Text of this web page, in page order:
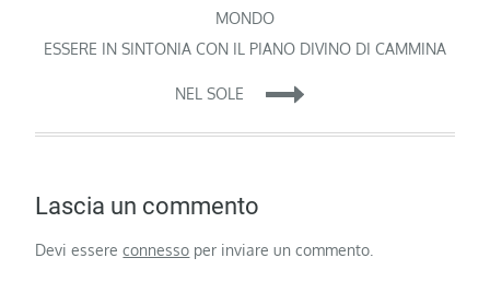
articoli
MONDO
ESSERE IN SINTONIA CON IL PIANO DIVINO DI CAMMINA
NEL SOLE
Lascia un commento
Devi essereconnesso per inviare un commento.